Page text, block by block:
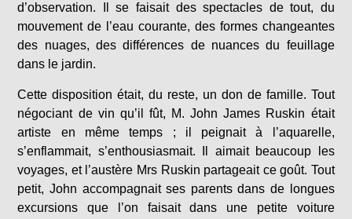
d’observation. Il se faisait des spectacles de tout, du
mouvement de l’eau courante, des formes changeantes
des nuages, des différences de nuances du feuillage
dans le jardin.
Cette disposition était, du reste, un don de famille. Tout
négociant de vin qu’il fût, M. John James Ruskin était
artiste en même temps ; il peignait à l’aquarelle,
s’enflammait, s’enthousiasmait. Il aimait beaucoup les
voyages, et l’austère Mrs Ruskin partageait ce goût. Tout
petit, John accompagnait ses parents dans de longues
excursions que l’on faisait dans une petite voiture